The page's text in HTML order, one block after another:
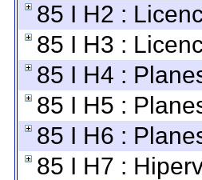
85 I H2 :
85 I H3 :
85 I H4 :
85 I H5 :
85 I H6 :
85 I H7 :